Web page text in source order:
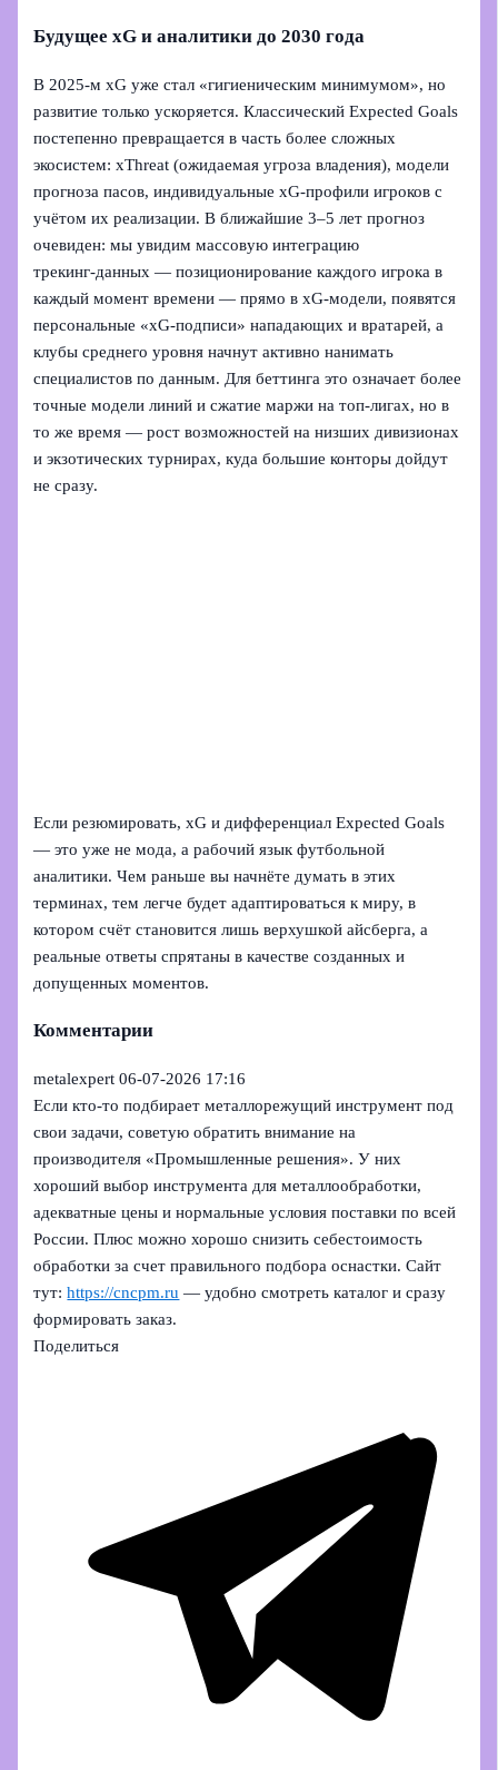
Будущее xG и аналитики до 2030 года
В 2025‑м xG уже стал «гигиеническим минимумом», но
развитие только ускоряется. Классический Expected Goals
постепенно превращается в часть более сложных
экосистем: xThreat (ожидаемая угроза владения), модели
прогноза пасов, индивидуальные xG‑профили игроков с
учётом их реализации. В ближайшие 3–5 лет прогноз
очевиден: мы увидим массовую интеграцию
трекинг‑данных — позиционирование каждого игрока в
каждый момент времени — прямо в xG‑модели, появятся
персональные «xG‑подписи» нападающих и вратарей, а
клубы среднего уровня начнут активно нанимать
специалистов по данным. Для беттинга это означает более
точные модели линий и сжатие маржи на топ‑лигах, но в
то же время — рост возможностей на низших дивизионах
и экзотических турнирах, куда большие конторы дойдут
не сразу.
Если резюмировать, xG и дифференциал Expected Goals
— это уже не мода, а рабочий язык футбольной
аналитики. Чем раньше вы начнёте думать в этих
терминах, тем легче будет адаптироваться к миру, в
котором счёт становится лишь верхушкой айсберга, а
реальные ответы спрятаны в качестве созданных и
допущенных моментов.
Комментарии
metalexpert 06-07-2026 17:16
Если кто-то подбирает металлорежущий инструмент под
свои задачи, советую обратить внимание на
производителя «Промышленные решения». У них
хороший выбор инструмента для металлообработки,
адекватные цены и нормальные условия поставки по всей
России. Плюс можно хорошо снизить себестоимость
обработки за счет правильного подбора оснастки. Сайт
тут:https://cncpm.ru — удобно смотреть каталог и сразу
формировать заказ.
Поделиться